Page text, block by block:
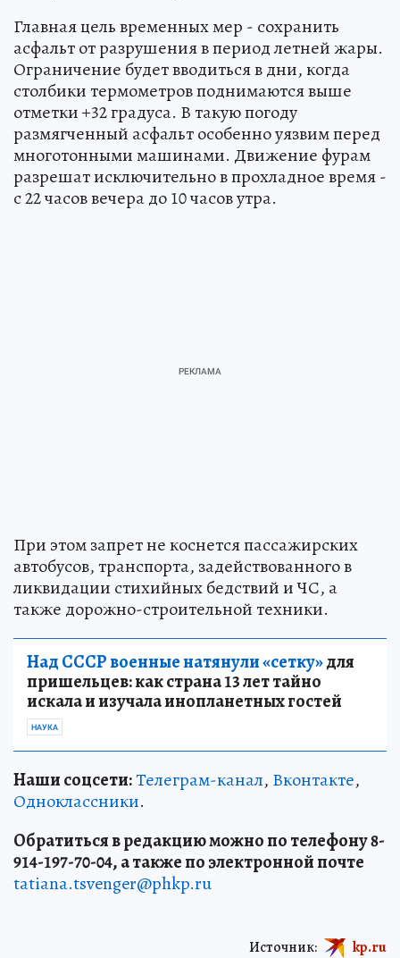
Главная цель временных мер - сохранить
асфальт от разрушения в период летней жары.
Ограничение будет вводиться в дни, когда
столбики термометров поднимаются выше
отметки +32 градуса. В такую погоду
размягченный асфальт особенно уязвим перед
многотонными машинами. Движение фурам
разрешат исключительно в прохладное время -
с 22 часов вечера до 10 часов утра.
При этом запрет не коснется пассажирских
автобусов, транспорта, задействованного в
ликвидации стихийных бедствий и ЧС, а
также дорожно-строительной техники.
Над СССР военные натянули «сетку»для
пришельцев: как страна 13 лет тайно
искала и изучала инопланетных гостей
НАУКА
Наши соцсети:Телеграм-канал, Вконтакте,
Одноклассники.
Обратиться в редакцию можно по телефону 8-
914-197-70-04, а также по электронной почте
tatiana.tsvenger@phkp.ru
Источник: kp.ru